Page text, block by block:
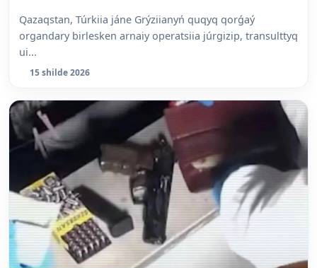
Qazaqstan, Túrkiia jáne Grýziianyń quqyq qorǵaý
organdary birlesken arnaiy operatsiia júrgizip, transulttyq
ui...
15 shilde 2026